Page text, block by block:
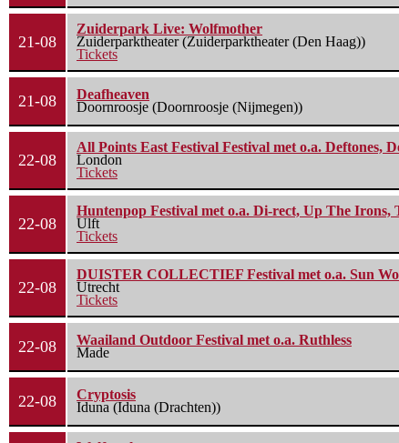
21-08
Zuiderpark Live: Wolfmother
Zuiderparktheater (Zuiderparktheater (Den Haag))
Tickets
21-08
Deafheaven
Doornroosje (Doornroosje (Nijmegen))
22-08
All Points East Festival Festival met o.a. Deftones,
London
Tickets
22-08
Huntenpop Festival met o.a. Di-rect, Up The Irons,
Ulft
Tickets
22-08
DUISTER COLLECTIEF Festival met o.a. Sun
Utrecht
Tickets
22-08
Waailand Outdoor Festival met o.a. Ruthless
Made
22-08
Cryptosis
Iduna (Iduna (Drachten))